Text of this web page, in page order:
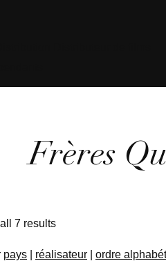
Frères
7 results
pays réalisateur ordre